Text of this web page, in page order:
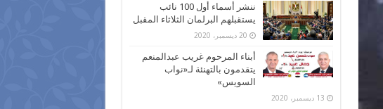
ننشر أسماء أول 100 نائب
يستقبلهم البرلمان الثلاثاء المقبل
20 ديسمبر، 2020
أبناء المرحوم غريب عبدالمنعم
يتقدمون بالتهنئة لـ«نواب
السويس»
13 ديسمبر، 2020